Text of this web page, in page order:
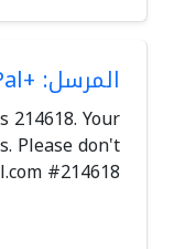
المرسل: +PayPal
214618. Your
Please don't
#214618